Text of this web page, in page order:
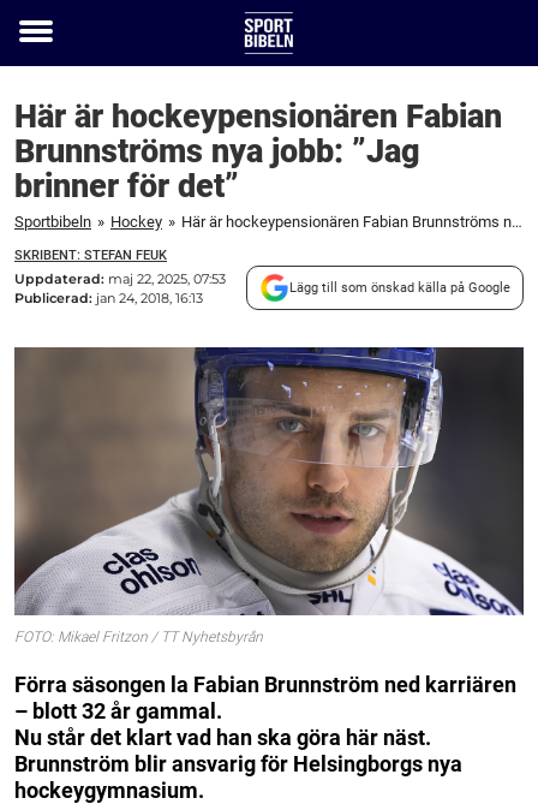
Toggle
Här är hockeypensionären Fabian
Brunnströms nya jobb: ”Jag
brinner för det”
Sportbibeln » Hockey » Här är hockeypensionären Fabian Brunnströms nya jobb: "Jag brinner för det"
SKRIBENT: STEFAN FEUK
Uppdaterad: maj 22, 2025, 07:53
Publicerad: jan 24, 2018, 16:13
Lägg till som önskad källa på Google
FOTO: Mikael Fritzon / TT Nyhetsbyrån
Förra säsongen la Fabian Brunnström ned karriären
– blott 32 år gammal.
Nu står det klart vad han ska göra här näst.
Brunnström blir ansvarig för Helsingborgs nya
hockeygymnasium.